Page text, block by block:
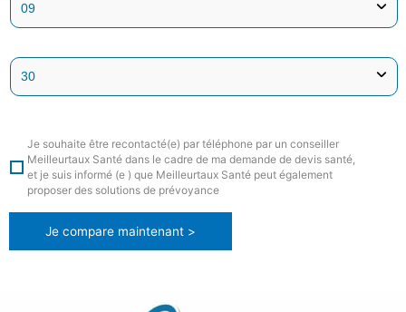
Je souhaite être recontacté(e) par téléphone par un conseiller
Meilleurtaux Santé dans le cadre de ma demande de devis santé,
et je suis informé (e ) que Meilleurtaux Santé peut également
proposer des solutions de prévoyance
Je compare maintenant >